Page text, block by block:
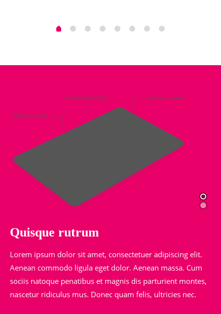
Quisque rutrum
Lorem ipsum dolor sit amet, consectetuer adipiscing elit.
Aenean commodo ligula eget dolor. Aenean massa. Cum
sociis natoque penatibus et magnis dis parturient montes,
nascetur ridiculus mus. Donec quam felis, ultricies nec.